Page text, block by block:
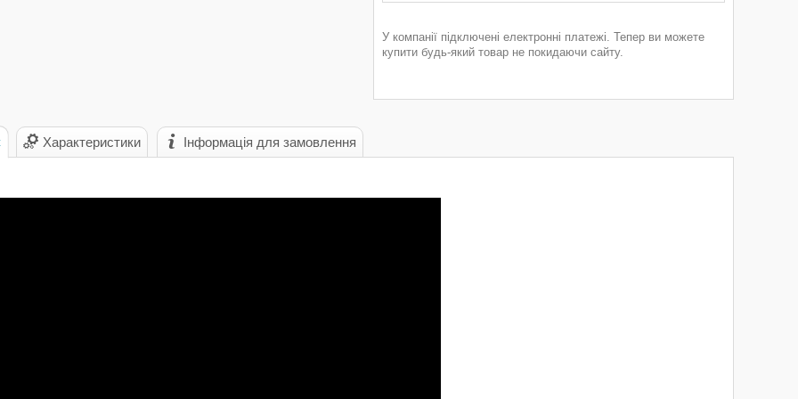
У компанії підключені електронні платежі. Тепер ви можете
купити будь-який товар не покидаючи сайту.
Характеристики Інформація для замовлення